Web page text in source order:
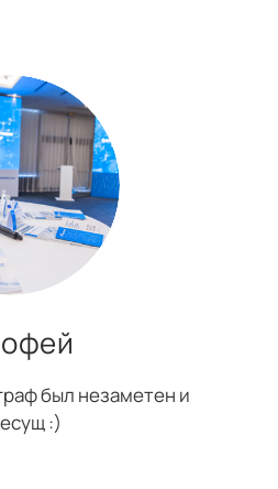
был незаметен и
:)